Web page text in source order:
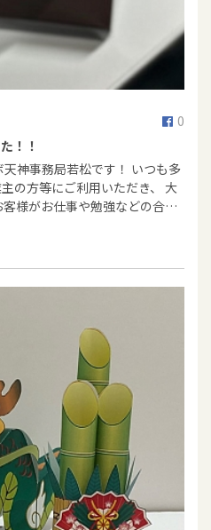
0
！！
神事務局若松です！ いつも多
の方等にご利用いただき、 大
様がお仕事や勉強などの合…